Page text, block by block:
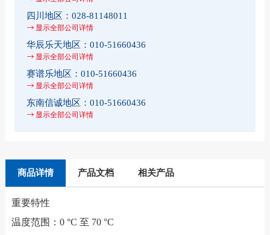
四川地区： 028-81148011
显示全部公司详情
华辰乐天地区： 010-51660436
显示全部公司详情
赛谱乐地区： 010-51660436
显示全部公司详情
东南信诚地区： 010-51660436
显示全部公司详情
商品详情 产品文档 相关产品
重要特性
温度范围：0 °C 至 70 °C